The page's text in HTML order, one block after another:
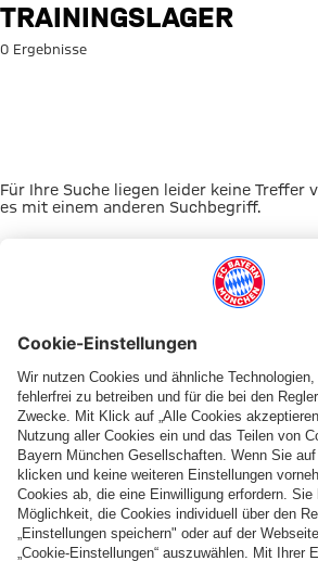
Suche: Trainingslager
TRAININGSLAGER
0 Ergebnisse
Für Ihre Suche liegen leider keine Treffer
es mit einem anderen Suchbegriff.
Zur Startseite
DAS KÖNNTE DICH
UNSERE MASKOTTCHEN
Berni,
Mia
und
ALLIANZ ARENA
FC
Bayern
KIDS
EVENTANMELDUNG
KIDS
CLUB-
Fußballcamps
MYFCBAYERN
Entdecke
deinen
persönlichen